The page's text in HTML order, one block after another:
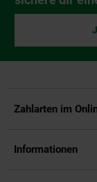
Zahlarten im
Informationen